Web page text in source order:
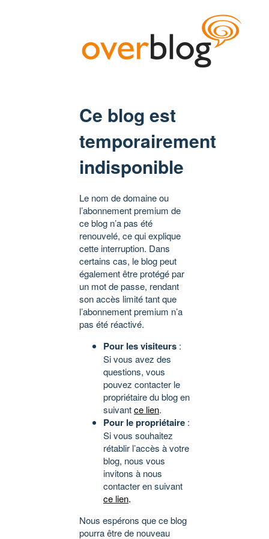
Ce blog est
temporairement
indisponible
Le nom de domaine ou
l’abonnement premium de
ce blog n’a pas été
renouvelé, ce qui explique
cette interruption. Dans
certains cas, le blog peut
également être protégé par
un mot de passe, rendant
son accès limité tant que
l’abonnement premium n’a
pas été réactivé.
Pour les visiteurs :
Si vous avez des
questions, vous
pouvez contacter le
propriétaire du blog en
suivantce lien.
Pour le propriétaire :
Si vous souhaitez
rétablir l’accès à votre
blog, nous vous
invitons à nous
contacter en suivant
ce lien.
Nous espérons que ce blog
pourra être de nouveau